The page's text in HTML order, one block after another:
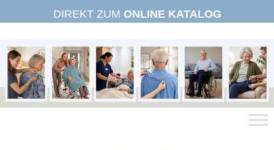
Inhalt
DIREKT ZUM ONLINE KATALOG